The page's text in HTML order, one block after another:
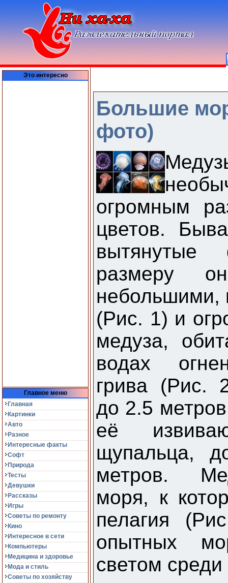
Это интересно
Главное меню
Главная
Картинки
Авто
Разное
Интересные факты
Софт
Природа
Тесты
Девушки
Рассказы
Игры
Советы по ремонту
Кино
Интересное в сети
Компьютеры
Медицина и здоровье
Мода и стиль
Советы по хозяйству
Большие
фото)
огромным
цветов.
размеру
небольшими,
(Рис. 1) и
медуза,
водах
грива (Рис.
до 2.5
её
щупальца,
метров.
моря, к
пелагия
опытных
светом среди